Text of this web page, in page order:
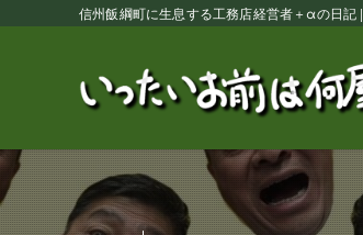
信州飯綱町に生息する工務店経営者＋αの日記